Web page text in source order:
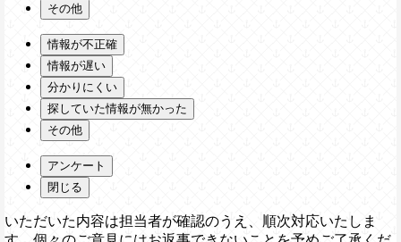
その他
情報が不正確
情報が遅い
分かりにくい
探していた情報が無かった
その他
アンケート
閉じる
いただいた内容は担当者が確認のうえ、順次対応いたしま